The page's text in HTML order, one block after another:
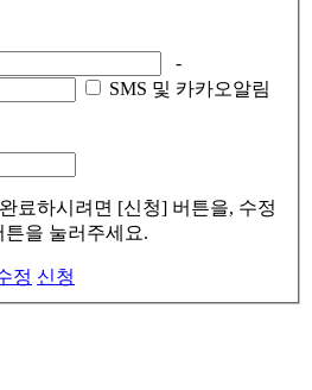
-
SMS 및 카카오알림
료하시려면 [신청] 버튼을, 수정
을 눌러주세요.
정 신청